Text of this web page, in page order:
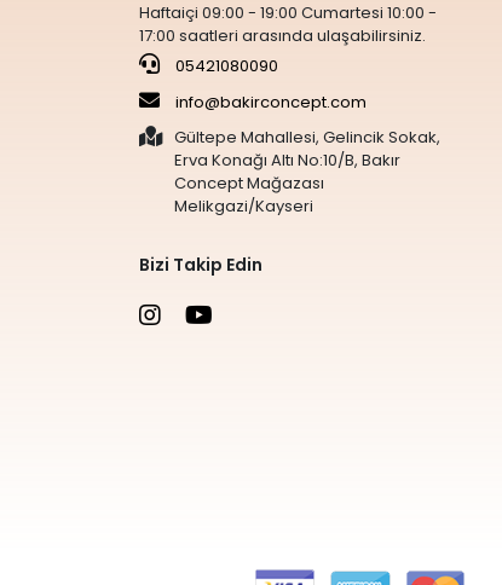
Haftaiçi 09:00 - 19:00 Cumartesi 10:00 -
17:00 saatleri arasında ulaşabilirsiniz.
05421080090
info@bakirconcept.com
Gültepe Mahallesi, Gelincik Sokak,
Erva Konağı Altı No:10/B, Bakır
Concept Mağazası
Melikgazi/Kayseri
Bizi Takip Edin